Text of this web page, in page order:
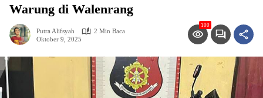
Warung di Walenrang
Putra Alifsyah
2 Min Baca
Oktober 9, 2025
100